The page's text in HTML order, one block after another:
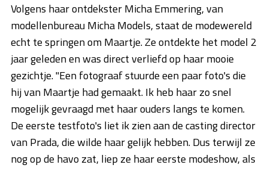
Volgens haar ontdekster Micha Emmering, van
modellenbureau Micha Models, staat de modewereld
echt te springen om Maartje. Ze ontdekte het model 2
jaar geleden en was direct verliefd op haar mooie
gezichtje. "Een fotograaf stuurde een paar foto's die
hij van Maartje had gemaakt. Ik heb haar zo snel
mogelijk gevraagd met haar ouders langs te komen.
De eerste testfoto's liet ik zien aan de casting director
van Prada, die wilde haar gelijk hebben. Dus terwijl ze
nog op de havo zat, liep ze haar eerste modeshow, als